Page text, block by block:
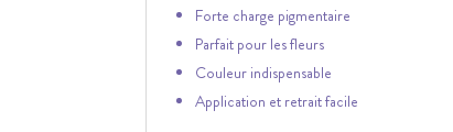
Forte charge pigmentaire
Parfait pour les fleurs
Couleur indispensable
Application et retrait facile